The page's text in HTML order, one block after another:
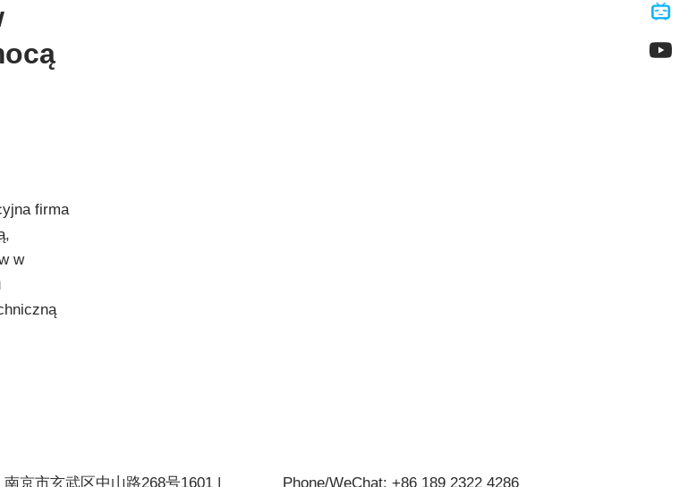
firma
w
京市玄武区中山路268号1601 | Phone/WeChat: +86 189 2322 4286